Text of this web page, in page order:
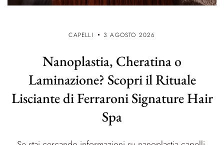
CAPELLI 3 AGOSTO 2026
Nanoplastia, Cheratina o
Laminazione? Scopri il Rituale
Lisciante di Ferraroni Signature Hair
Spa